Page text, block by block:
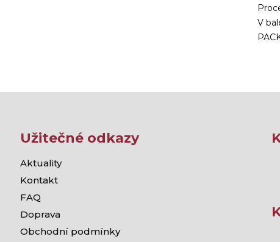
V
Užitečné odkazy
Aktuality
Kontakt
FAQ
Doprava
Obchodní podmínky